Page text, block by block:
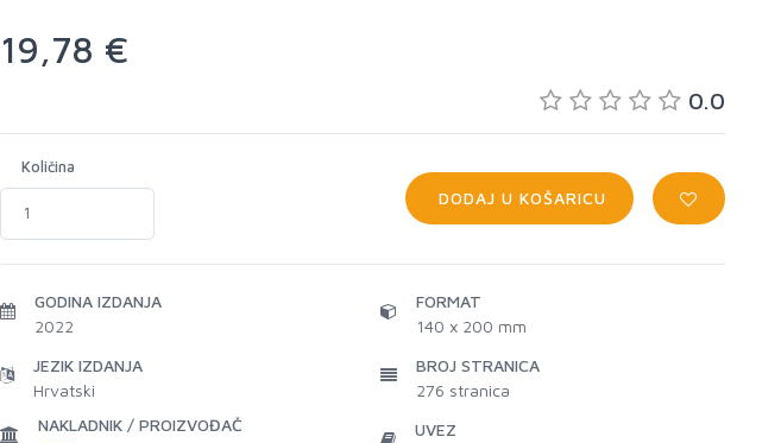
19,78 €
0.0
Količina
DODAJ U KOŠARICU
GODINA IZDANJA
2022
JEZIK IZDANJA
Hrvatski
NAKLADNIK / PROIZVOĐAČ
FORMAT
140 x 200 mm
BROJ STRANICA
276 stranica
UVEZ